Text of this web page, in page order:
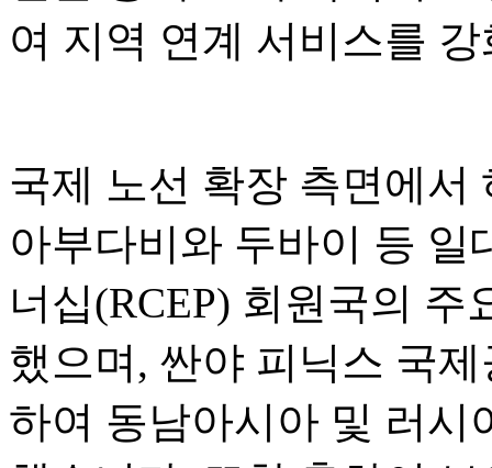
여 지역 연계 서비스를
국제 노선 확장 측면에서
아부다비와 두바이 등
너십(RCEP) 회원국의
했으며, 싼야 피닉스 국
하여 동남아시아 및 러시